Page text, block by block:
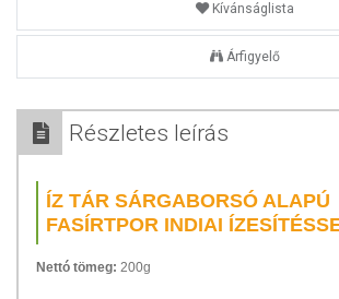
Kívánságlista
Árfigyelő
Részletes leírás
ÍZ TÁR SÁRGABORSÓ ALAPÚ
FASÍRTPOR INDIAI
Nettó tömeg: 200g